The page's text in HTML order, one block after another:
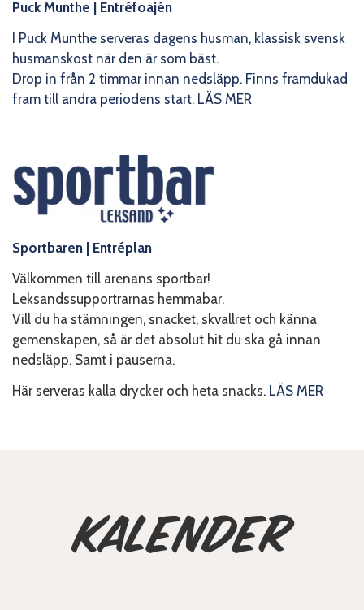
Puck Munthe | Entréfoajén
I Puck Munthe serveras dagens husman, klassisk svensk
husmanskost när den är som bäst.
Drop in från 2 timmar innan nedsläpp. Finns framdukad
fram till andra periodens start. LÄS MER
Sportbaren | Entréplan
Välkommen till arenans sportbar!
Leksandssupportrarnas hemmabar.
Vill du ha stämningen, snacket, skvallret och känna
gemenskapen, så är det absolut hit du ska gå innan
nedsläpp. Samt i pauserna.
Här serveras kalla drycker och heta snacks. LÄS MER
Kalender